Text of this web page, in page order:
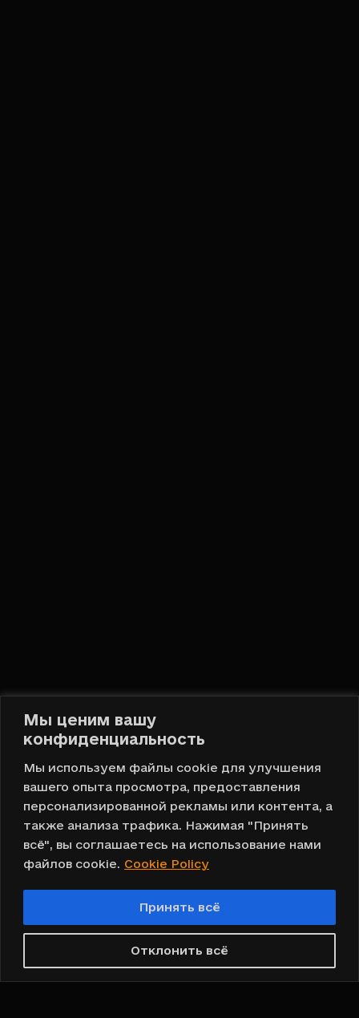
Мы ценим вашу
конфиденциальность
Мы используем файлы cookie для улучшения
вашего опыта просмотра, предоставления
персонализированной рекламы или контента, а
также анализа трафика. Нажимая "Принять
всё", вы соглашаетесь на использование нами
файлов cookie. Cookie Policy
Отклонить всё
Принять всё
Привет, DOMOVA!
Русский